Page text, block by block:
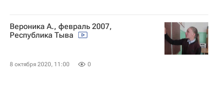
Вероника А., февраль 2007,
Республика Тыва
8 октября 2020, 11:00 0